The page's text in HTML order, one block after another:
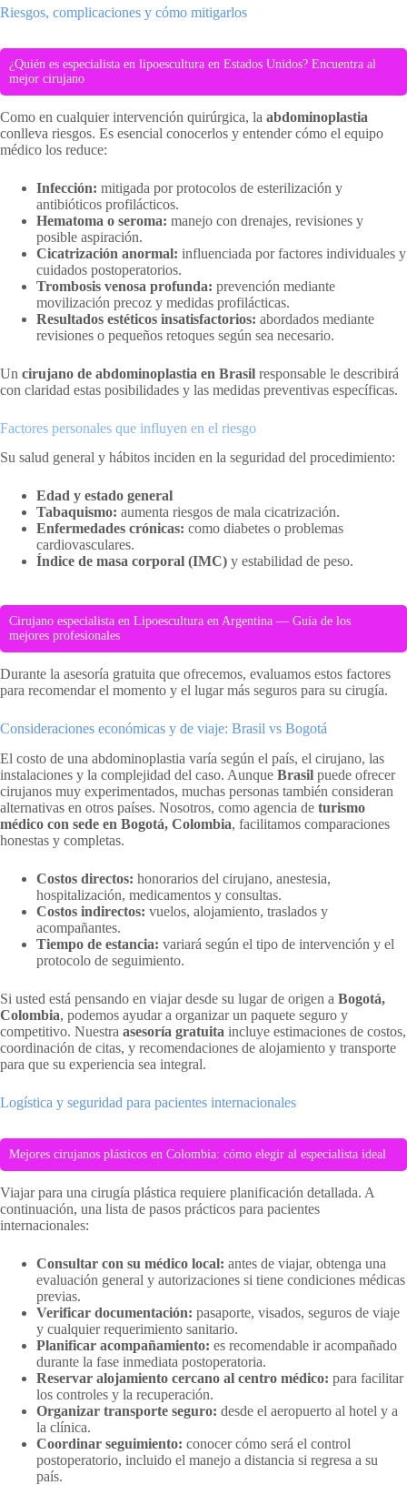
Riesgos, complicaciones y cómo mitigarlos
¿Quién es especialista en lipoescultura en Estados Unidos? Encuentra al
mejor cirujano
Como en cualquier intervención quirúrgica, la abdominoplastia
conlleva riesgos. Es esencial conocerlos y entender cómo el equipo
médico los reduce:
Infección: mitigada por protocolos de esterilización y
antibióticos profilácticos.
Hematoma o seroma: manejo con drenajes, revisiones y
posible aspiración.
Cicatrización anormal: influenciada por factores individuales y
cuidados postoperatorios.
Trombosis venosa profunda: prevención mediante
movilización precoz y medidas profilácticas.
Resultados estéticos insatisfactorios: abordados mediante
revisiones o pequeños retoques según sea necesario.
Un cirujano de abdominoplastia en Brasil responsable le describirá
con claridad estas posibilidades y las medidas preventivas específicas.
Factores personales que influyen en el riesgo
Su salud general y hábitos inciden en la seguridad del procedimiento:
Edad y estado general
Tabaquismo: aumenta riesgos de mala cicatrización.
Enfermedades crónicas: como diabetes o problemas
cardiovasculares.
Índice de masa corporal (IMC) y estabilidad de peso.
Cirujano especialista en Lipoescultura en Argentina — Guía de los
mejores profesionales
Durante la asesoría gratuita que ofrecemos, evaluamos estos factores
para recomendar el momento y el lugar más seguros para su cirugía.
Consideraciones económicas y de viaje: Brasil vs Bogotá
El costo de una abdominoplastia varía según el país, el cirujano, las
instalaciones y la complejidad del caso. Aunque Brasil puede ofrecer
cirujanos muy experimentados, muchas personas también consideran
alternativas en otros países. Nosotros, como agencia de turismo
médico con sede en Bogotá, Colombia, facilitamos comparaciones
honestas y completas.
Costos directos: honorarios del cirujano, anestesia,
hospitalización, medicamentos y consultas.
Costos indirectos: vuelos, alojamiento, traslados y
acompañantes.
Tiempo de estancia: variará según el tipo de intervención y el
protocolo de seguimiento.
Si usted está pensando en viajar desde su lugar de origen a Bogotá,
Colombia, podemos ayudar a organizar un paquete seguro y
competitivo. Nuestra asesoría gratuita incluye estimaciones de costos,
coordinación de citas, y recomendaciones de alojamiento y transporte
para que su experiencia sea integral.
Logística y seguridad para pacientes internacionales
Mejores cirujanos plásticos en Colombia: cómo elegir al especialista ideal
Viajar para una cirugía plástica requiere planificación detallada. A
continuación, una lista de pasos prácticos para pacientes
internacionales:
Consultar con su médico local: antes de viajar, obtenga una
evaluación general y autorizaciones si tiene condiciones médicas
previas.
Verificar documentación: pasaporte, visados, seguros de viaje
y cualquier requerimiento sanitario.
Planificar acompañamiento: es recomendable ir acompañado
durante la fase inmediata postoperatoria.
Reservar alojamiento cercano al centro médico: para facilitar
los controles y la recuperación.
Organizar transporte seguro: desde el aeropuerto al hotel y a
la clínica.
Coordinar seguimiento: conocer cómo será el control
postoperatorio, incluido el manejo a distancia si regresa a su
país.